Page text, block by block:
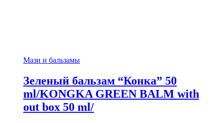
Мази и бальзамы
Зеленый бальзам “Конка” 50
ml/KONGKA GREEN BALM with
out box 50 ml/